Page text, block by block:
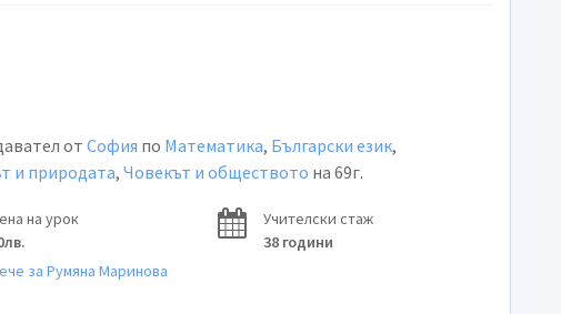
от София по Математика, Български език,
и природата, Човекът и обществото на 69г.
на урок
Учителски стаж
38 години
за Румяна Маринова